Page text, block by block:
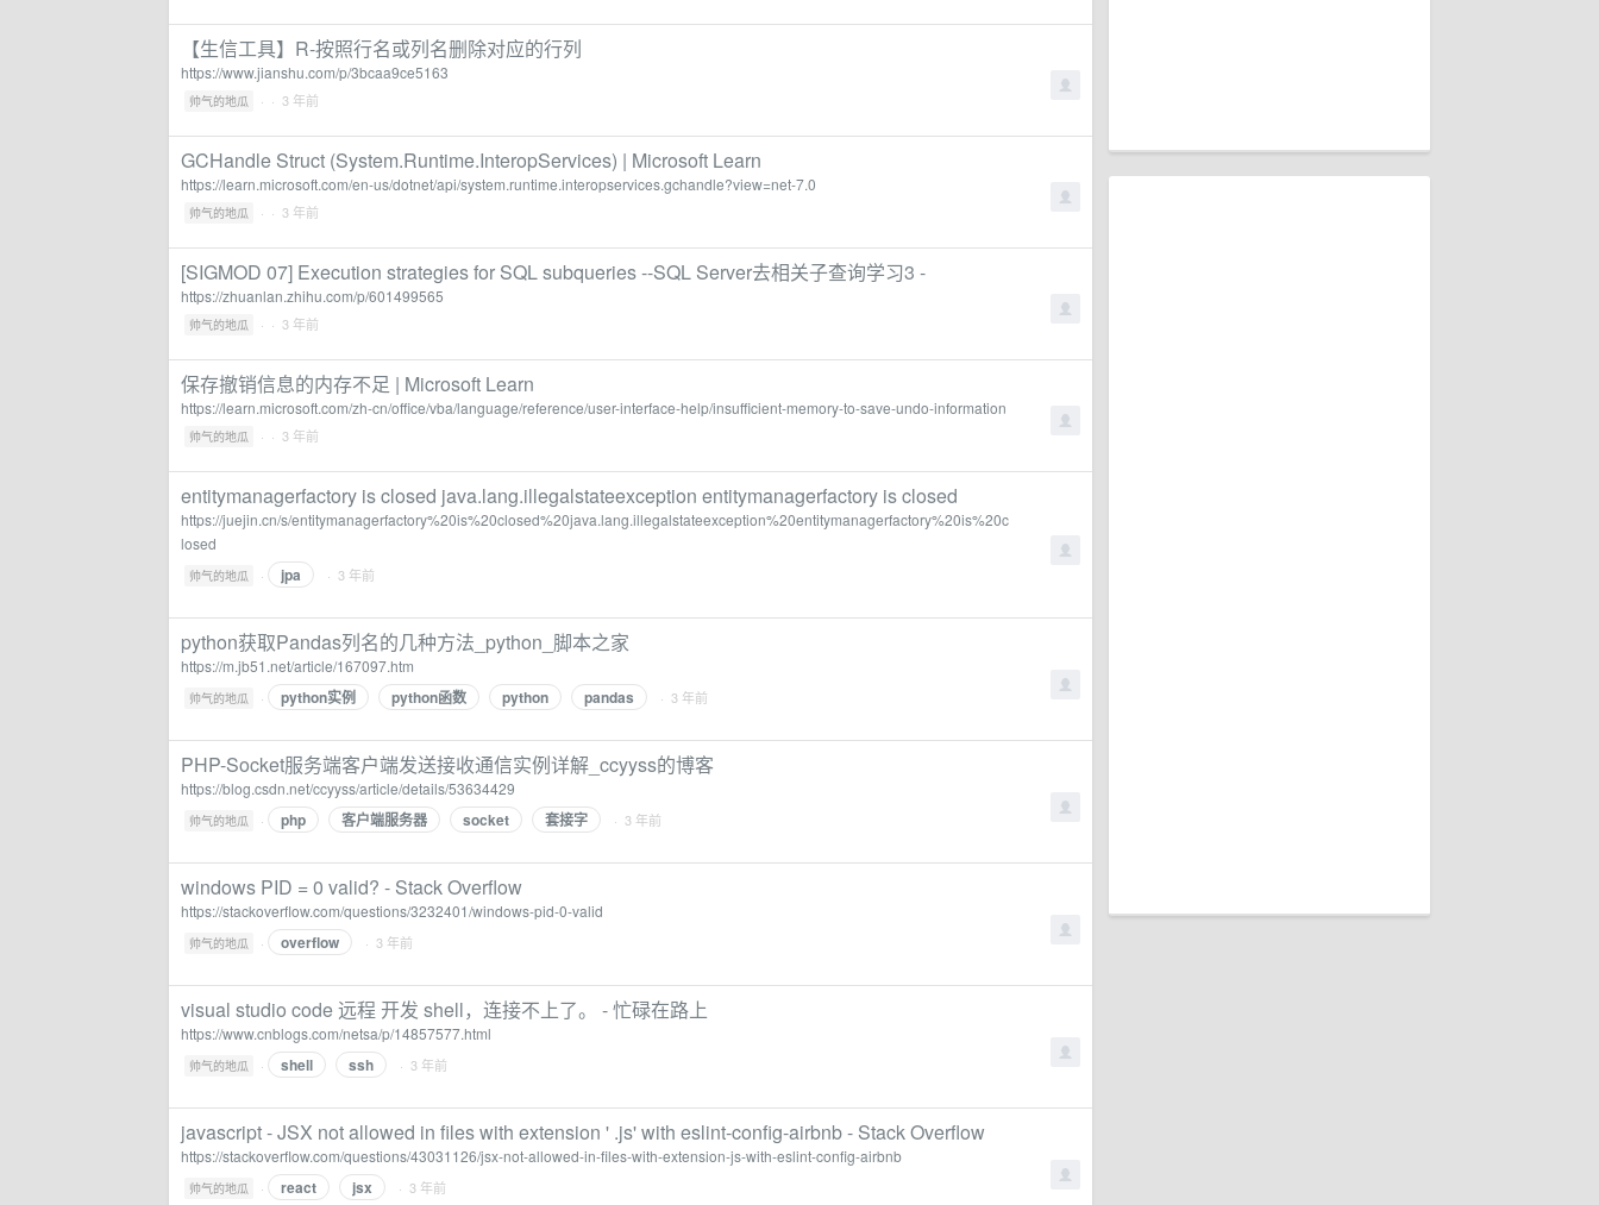
【生信工具】R-按照行名或列名删除对应的行列
https://www.jianshu.com/p/3bcaa9ce5163
帅气的地瓜 · · 3 年前
GCHandle Struct (System.Runtime.InteropServices) | Microsoft Learn
https://learn.microsoft.com/en-us/dotnet/api/system.runtime.interopservices.gchandle?view=net-7.0
帅气的地瓜 · · 3 年前
[SIGMOD 07] Execution strategies for SQL subqueries --SQL Server去相关子查询学习3 -
https://zhuanlan.zhihu.com/p/601499565
帅气的地瓜 · · 3 年前
保存撤销信息的内存不足 | Microsoft Learn
https://learn.microsoft.com/zh-cn/office/vba/language/reference/user-interface-help/insufficient-memory-to-save-undo-information
帅气的地瓜 · · 3 年前
entitymanagerfactory is closed java.lang.illegalstateexception entitymanagerfactory is closed
https://juejin.cn/s/entitymanagerfactory%20is%20closed%20java.lang.illegalstateexception%20entitymanagerfactory%20is%20c
losed
帅气的地瓜 · jpa · 3 年前
python获取Pandas列名的几种方法_python_脚本之家
https://m.jb51.net/article/167097.htm
帅气的地瓜 · python实例 python函数 python pandas · 3 年前
PHP-Socket服务端客户端发送接收通信实例详解_ccyyss的博客
https://blog.csdn.net/ccyyss/article/details/53634429
帅气的地瓜 · php 客户端服务器 socket 套接字 · 3 年前
windows PID = 0 valid? - Stack Overflow
https://stackoverflow.com/questions/3232401/windows-pid-0-valid
帅气的地瓜 · overflow · 3 年前
visual studio code 远程 开发 shell，连接不上了。 - 忙碌在路上
https://www.cnblogs.com/netsa/p/14857577.html
帅气的地瓜 · shell ssh · 3 年前
javascript - JSX not allowed in files with extension ' .js' with eslint-config-airbnb - Stack Overflow
https://stackoverflow.com/questions/43031126/jsx-not-allowed-in-files-with-extension-js-with-eslint-config-airbnb
帅气的地瓜 · react jsx · 3 年前